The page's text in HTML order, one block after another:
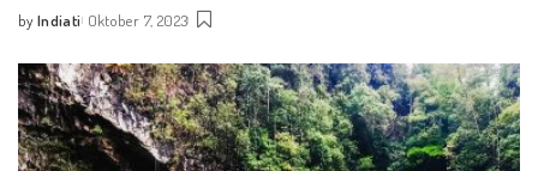
Posted
by Indiati Oktober 7, 2023